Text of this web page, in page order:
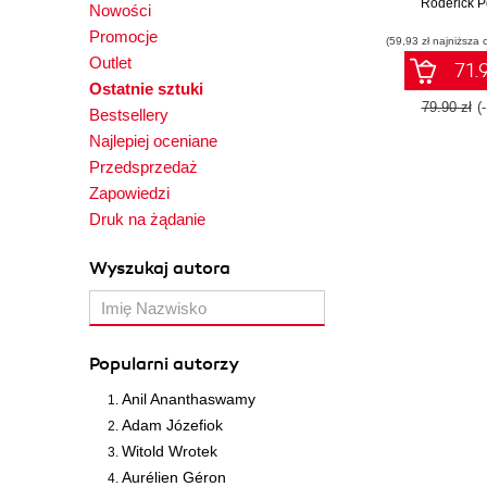
Nowości
Promocje
Outlet
Ostatnie sztuki
Bestsellery
Najlepiej oceniane
Przedsprzedaż
Zapowiedzi
Druk na żądanie
Wyszukaj autora
Popularni autorzy
Anil Ananthaswamy
Adam Józefiok
Witold Wrotek
Aurélien Géron
and
projects
Lazarus
Roderick
(59,93 zł najniższa
79.90 zł